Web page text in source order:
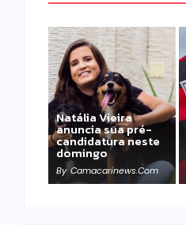
Natália Vieira
anuncia sua pré-
candidatura neste
domingo
By Camacarinews.com